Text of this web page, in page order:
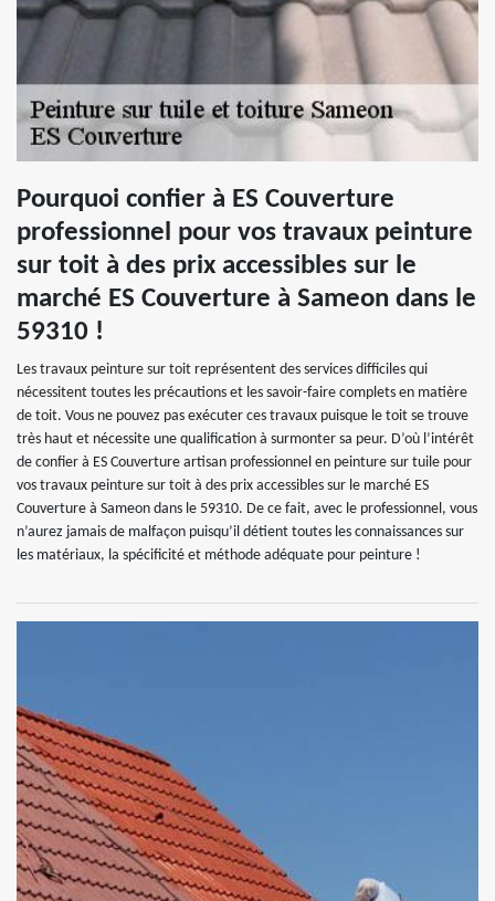
Pourquoi confier à ES Couverture
professionnel pour vos travaux peinture
sur toit à des prix accessibles sur le
marché ES Couverture à Sameon dans le
59310 !
Les travaux peinture sur toit représentent des services difficiles qui
nécessitent toutes les précautions et les savoir-faire complets en matière
de toit. Vous ne pouvez pas exécuter ces travaux puisque le toit se trouve
très haut et nécessite une qualification à surmonter sa peur. D’où l’intérêt
de confier à ES Couverture artisan professionnel en peinture sur tuile pour
vos travaux peinture sur toit à des prix accessibles sur le marché ES
Couverture à Sameon dans le 59310. De ce fait, avec le professionnel, vous
n’aurez jamais de malfaçon puisqu’il détient toutes les connaissances sur
les matériaux, la spécificité et méthode adéquate pour peinture !